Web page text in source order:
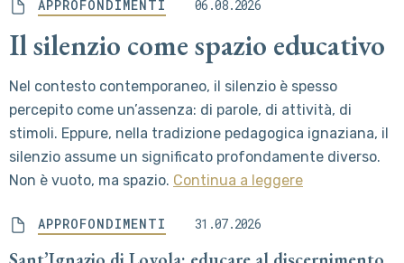
APPROFONDIMENTI 06.08.2026
Il silenzio come spazio educativo
Nel contesto contemporaneo, il silenzio è spesso
percepito come un’assenza: di parole, di attività, di
stimoli. Eppure, nella tradizione pedagogica ignaziana, il
silenzio assume un significato profondamente diverso.
Non è vuoto, ma spazio. Continua a leggere
APPROFONDIMENTI 31.07.2026